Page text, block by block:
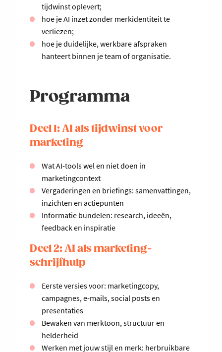
tijdwinst oplevert;
hoe je AI inzet zonder merkidentiteit te
verliezen;
hoe je duidelijke, werkbare afspraken
hanteert binnen je team of organisatie.
Programma
Deel 1: AI als tijdwinst voor
marketing
Wat AI-tools wel en niet doen in
marketingcontext
Vergaderingen en briefings: samenvattingen,
inzichten en actiepunten
Informatie bundelen: research, ideeën,
feedback en inspiratie
Deel 2: AI als marketing-
schrijfhulp
Eerste versies voor: marketingcopy,
campagnes, e-mails, social posts en
presentaties
Bewaken van merktoon, structuur en
helderheid
Werken met jouw stijl en merk: herbruikbare